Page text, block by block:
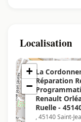
Localisation
La
Réparation
Renault
Ruelle -
, 45140 Saint-
+
−